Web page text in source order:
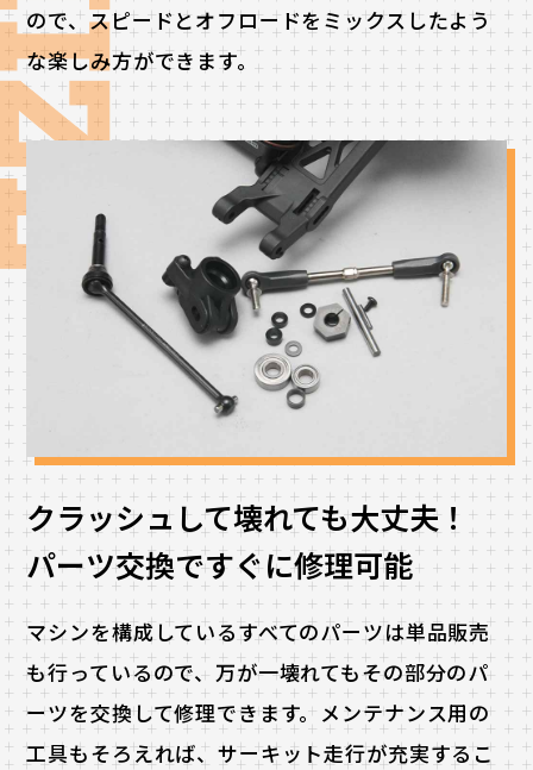
ので、スピードとオフロードをミックスしたよう
な楽しみ方ができます。
クラッシュして壊れても大丈夫！
パーツ交換ですぐに修理可能
マシンを構成しているすべてのパーツは単品販売
も行っているので、万が一壊れてもその部分のパ
ーツを交換して修理できます。メンテナンス用の
工具もそろえれば、サーキット走行が充実するこ